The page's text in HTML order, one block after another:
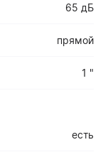
65 дБ
прямой
1 "
есть